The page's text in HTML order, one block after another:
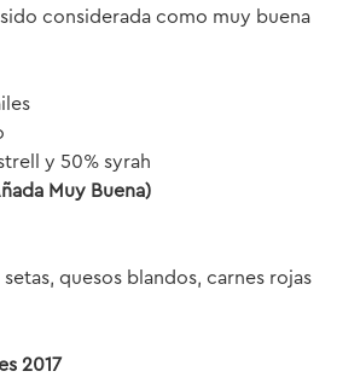
sido considerada como muy buena
y 50% syrah
Muy Buena)
quesos blandos, carnes rojas
2017